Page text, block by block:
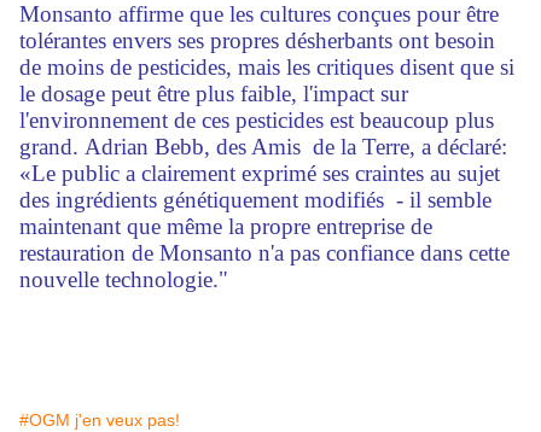
Monsanto affirme que les cultures conçues pour être
tolérantes envers ses propres désherbants ont besoin
de moins de pesticides, mais les critiques disent que si
le dosage peut être plus faible, l'impact sur
l'environnement de ces pesticides est beaucoup plus
grand. Adrian Bebb, des Amis de la Terre, a déclaré:
«Le public a clairement exprimé ses craintes au sujet
des ingrédients génétiquement modifiés - il semble
maintenant que même la propre entreprise de
restauration de Monsanto n'a pas confiance dans cette
nouvelle technologie."
#OGM j'en veux pas!